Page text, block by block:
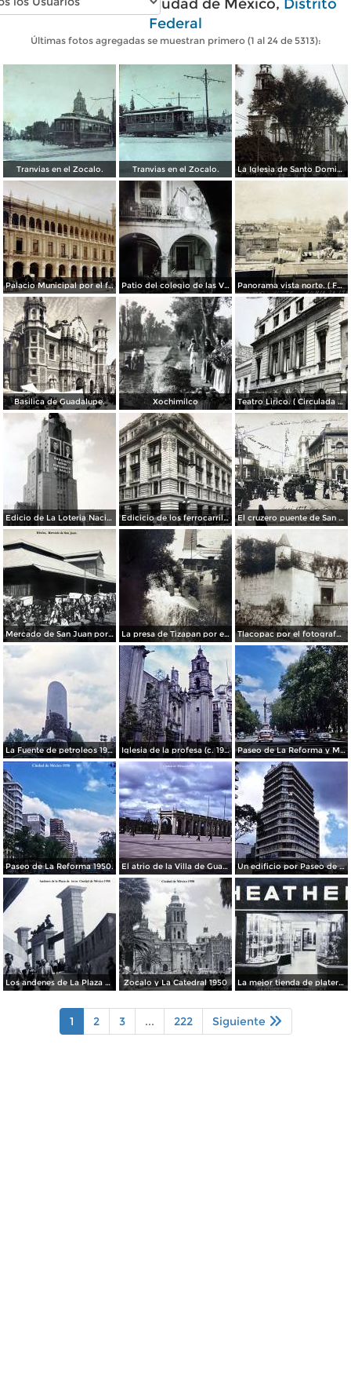
Fotos antiguas de Ciudad de México, Distrito
Federal
Últimas fotos agregadas se muestran primero (1 al 24 de 5313):
Tranvias en el Zocalo. Tranvias en el Zocalo. La Iglesia de Santo Domingo.
Palacio Municipal por el fotografo Hugo Brehme.. Patio del colegio de las Vizcainas por el fotografo Hugo Brehme. Panorama vista norte. ( Fechada el 20 de Junio de 1905 ).
Basilica de Guadalupe. Xochimilco Teatro Lirico. ( Circulada el 1 de Agosto de 1926 ).
Edicio de La Loteria Nacional Ciudad de México Abril de 1964 Edicicio de los ferrocarriles. El cruzero puente de San Francisco y Guardiola por el fotografo Felix Miret.
Mercado de San Juan por el fotografo Felix Miret La presa de Tizapan por el fotografo Fernando Kososky. ( Circulada el 22 de Diembre de 1910 ). Tlacopac por el fotografo Hugo Brehme.
La Fuente de petroleos 1950. Iglesia de la profesa (c. 1950) Paseo de La Reforma y Mto a La Independencia 1950
Paseo de La Reforma 1950. El atrio de la Villa de Guadalupe 1950. Un edificio por Paseo de La Reforma 1950
Los andenes de La Plaza de toros Ciudad de México 1950 Zocalo y La Catedral 1950 La mejor tienda de plateria.
1 2 3 ... 222 Siguiente